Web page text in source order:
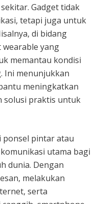
Gadget tidak
tetapi juga untuk
di bidang
yang
memantau kondisi
Ini menunjukkan
meningkatkan
solusi praktis untuk
ponsel pintar atau
utama bagi
dunia. Dengan
melakukan
serta